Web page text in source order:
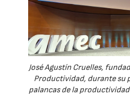
José Agustín Cruelles,
Productividad, durante su
palancas de la